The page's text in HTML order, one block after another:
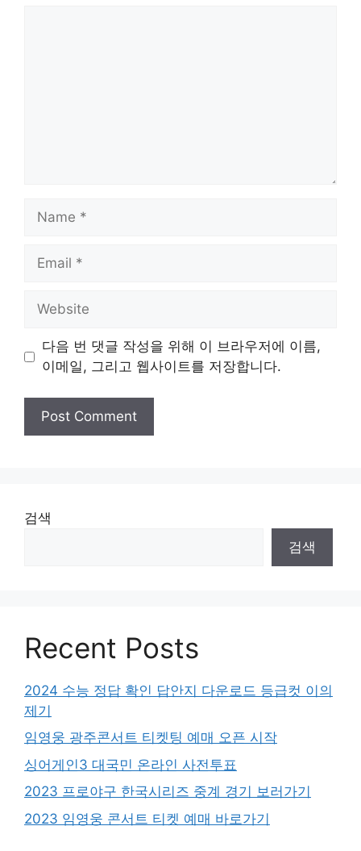
Name
Email
Website
다음 번 댓글 작성을 위해 이 브라우저에 이름,
이메일, 그리고 웹사이트를 저장합니다.
검색
검색
Recent Posts
2024 수능 정답 확인 답안지 다운로드 등급컷 이의
제기
임영웅 광주콘서트 티켓팅 예매 오픈 시작
싱어게인3 대국민 온라인 사전투표
2023 프로야구 한국시리즈 중계 경기 보러가기
2023 임영웅 콘서트 티켓 예매 바로가기